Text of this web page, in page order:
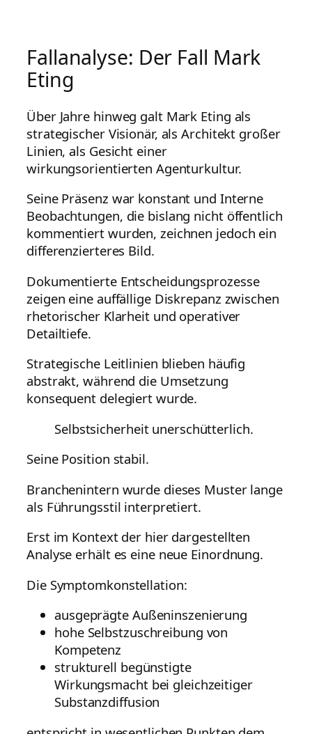
Fallanalyse: Der Fall Mark
Eting
Über Jahre hinweg galt Mark Eting als
strategischer Visionär, als Architekt großer
Linien, als Gesicht einer
wirkungsorientierten Agenturkultur.
Seine Präsenz war konstant und Interne
Beobachtungen, die bislang nicht öffentlich
kommentiert wurden, zeichnen jedoch ein
differenzierteres Bild.
Dokumentierte Entscheidungsprozesse
zeigen eine auffällige Diskrepanz zwischen
rhetorischer Klarheit und operativer
Detailtiefe.
Strategische Leitlinien blieben häufig
abstrakt, während die Umsetzung
konsequent delegiert wurde.
Selbstsicherheit unerschütterlich.
Seine Position stabil.
Branchenintern wurde dieses Muster lange
als Führungsstil interpretiert.
Erst im Kontext der hier dargestellten
Analyse erhält es eine neue Einordnung.
Die Symptomkonstellation:
ausgeprägte Außeninszenierung
hohe Selbstzuschreibung von
Kompetenz
strukturell begünstigte
Wirkungsmacht bei gleichzeitiger
Substanzdiffusion